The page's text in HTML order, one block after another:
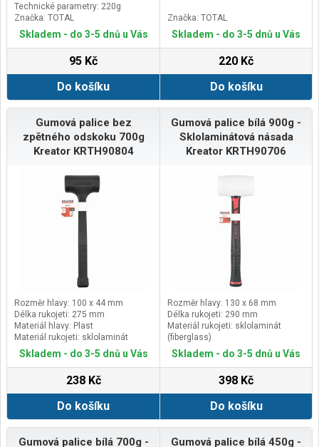
Technické parametry: 220g
Značka: TOTAL
Skladem - do 3-5 dnů u Vás
95 Kč
Do košíku
Značka: TOTAL
Skladem - do 3-5 dnů u Vás
220 Kč
Do košíku
Gumová palice bez
zpětného odskoku 700g
Kreator KRTH90804
Rozměr hlavy: 100 x 44 mm
Délka rukojeti: 275 mm
Materiál hlavy: Plast
Materiál rukojeti: sklolaminát
(fiberglass)
Skladem - do 3-5 dnů u Vás
238 Kč
Do košíku
Gumová palice bílá 900g -
Sklolaminátová násada
Kreator KRTH90706
Rozměr hlavy: 130 x 68 mm
Délka rukojeti: 290 mm
Materiál rukojeti: sklolaminát
(fiberglass)
Materiál hlavy: Guma (bílá)
Skladem - do 3-5 dnů u Vás
398 Kč
Do košíku
Gumová palice bílá 700g - Gumová palice bílá 450g -